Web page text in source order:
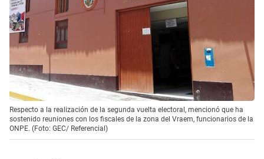
Respecto a la realización de la segunda vuelta electoral, mencionó que ha
sostenido reuniones con los fiscales de la zona del Vraem, funcionarios de la
ONPE. (Foto: GEC/ Referencial)